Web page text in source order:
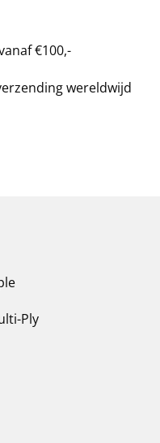
€100,-
wereldwijd
Ply